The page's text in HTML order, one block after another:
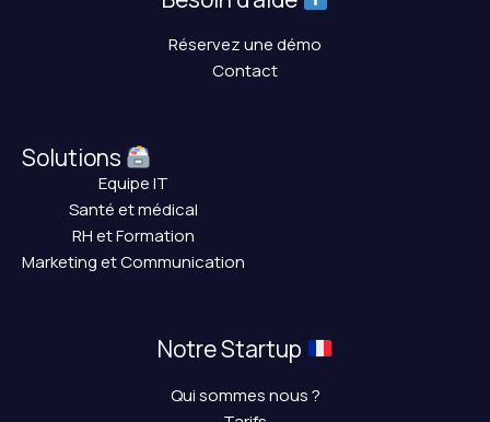
Réservez une démo
Contact
Solutions
Equipe IT
Santé et médical
RH et Formation
Marketing et Communication
Notre Startup
Qui sommes nous ?